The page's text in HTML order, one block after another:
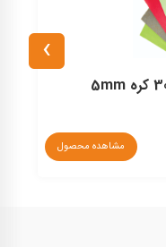
مشاهده محصول
›